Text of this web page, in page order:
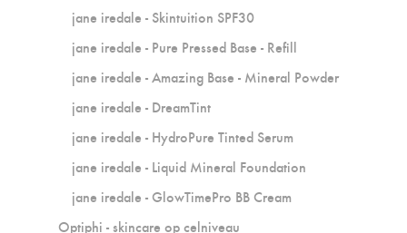
jane iredale - Skintuition SPF30
jane iredale - Pure Pressed Base - Refill
jane iredale - Amazing Base - Mineral Powder
jane iredale - DreamTint
jane iredale - HydroPure Tinted Serum
jane iredale - Liquid Mineral Foundation
jane iredale - GlowTimePro BB Cream
Optiphi - skincare op celniveau